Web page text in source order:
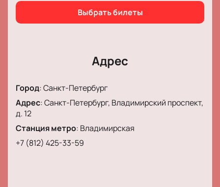
о природе человеческого счастья.
Юрий Бутусов
Сергей Мигицко, Наталья
Сергей Перегудов, Евгений Филатов, Роман
Кочержевский, Фёдор Пшеничный
Выбрать билеты
Адрес
Город:Санкт-Петербург
Адрес:Санкт-Петербург, Владимирский проспект,
д. 12
Станция метро: Владимирская
+7 (812) 425-33-59